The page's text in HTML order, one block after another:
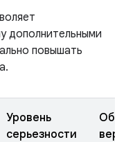
дополнительными
повышать
Уровень
серьезности